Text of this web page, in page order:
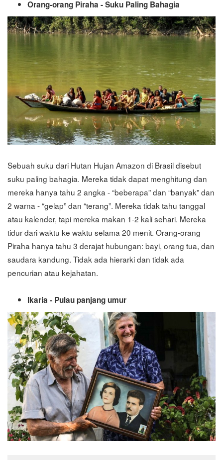
Orang-orang Piraha - Suku Paling Bahagia
Sebuah suku dari Hutan Hujan Amazon di Brasil disebut
suku paling bahagia. Mereka tidak dapat menghitung dan
mereka hanya tahu 2 angka - “beberapa” dan “banyak” dan
2 warna - “gelap” dan “terang”. Mereka tidak tahu tanggal
atau kalender, tapi mereka makan 1-2 kali sehari. Mereka
tidur dari waktu ke waktu selama 20 menit. Orang-orang
Piraha hanya tahu 3 derajat hubungan: bayi, orang tua, dan
saudara kandung. Tidak ada hierarki dan tidak ada
pencurian atau kejahatan.
Ikaria - Pulau panjang umur